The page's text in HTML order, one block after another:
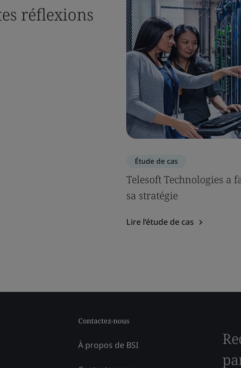
réflexions
Étude de cas
Telesoft Technologies a
sa stratégie
Lire l’étude de cas
Contactez-nous
À propos de BSI